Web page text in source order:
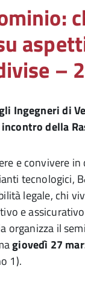
–
Ingegneri di
della
e convivere
tecnologici,
legale, chi
e
organizza il
giovedì 27
1).